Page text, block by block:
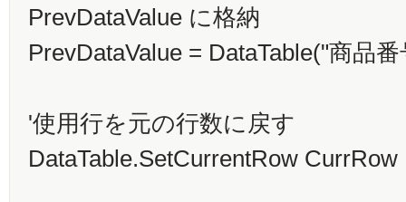
PrevDataValue に格納
PrevDataValue = DataTable("商品
'使用行を元の行数に戻す
DataTable.SetCurrentRow CurrRow